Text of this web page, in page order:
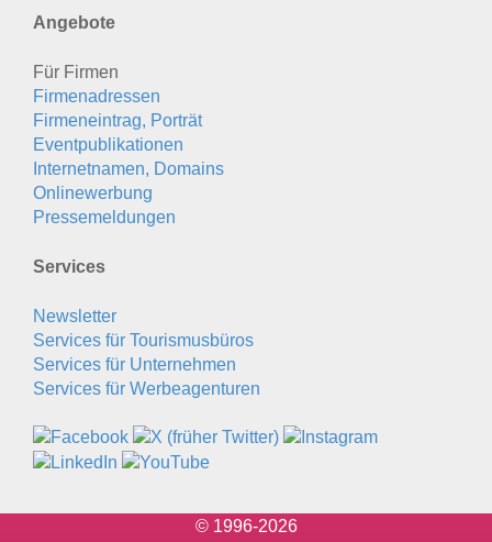
Angebote
Für Firmen
Firmenadressen
Firmeneintrag, Porträt
Eventpublikationen
Internetnamen, Domains
Onlinewerbung
Pressemeldungen
Services
Newsletter
Services für Tourismusbüros
Services für Unternehmen
Services für Werbeagenturen
© 1996-2026